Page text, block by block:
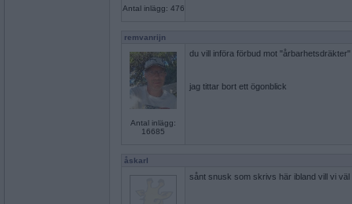
Antal inlägg: 476
remvanrijn
Antal inlägg:
16685
du vill införa förbud mot
jag tittar bort ett ögonblick
åskarl
sånt snusk som skrivs här ibland vill vi väl